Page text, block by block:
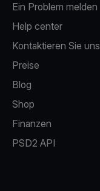
Ein Problem melden
Help center
Kontaktieren Sie uns
Preise
Blog
Shop
Finanzen
PSD2 API